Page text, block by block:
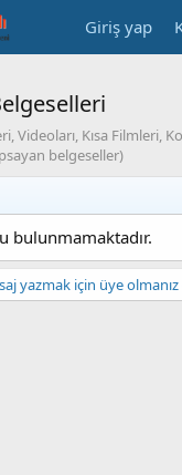
Giriş yap
Videoları, Kısa Filmleri,
belgeseller)
bulunmamaktadır.
yazmak için üye